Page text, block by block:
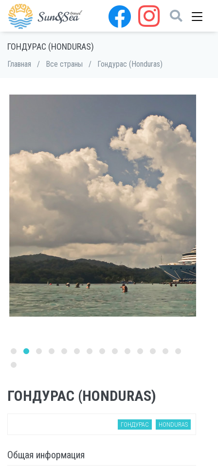
ГОНДУРАС (HONDURAS)
Главная / Все страны / Гондурас (Honduras)
ГОНДУРАС (HONDURAS)
ГОНДУРАС HONDURAS
Общая информация